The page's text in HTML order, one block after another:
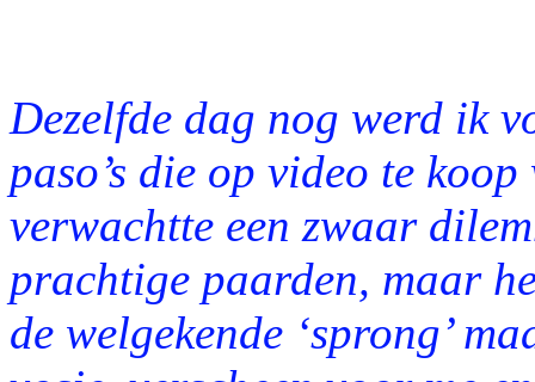
Dezelfde dag nog werd ik
paso’s die op video te
verwachtte een zwaar
prachtige paarden, maar
de welgekende ‘sprong’